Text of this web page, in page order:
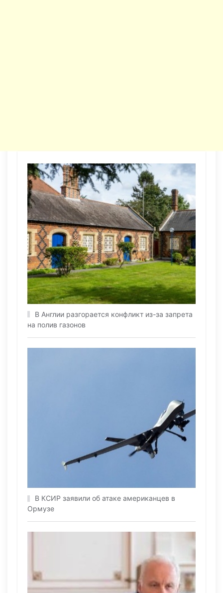
В Англии разгорается конфликт из-за запрета
на полив газонов
В КСИР заявили об атаке американцев в
Ормузе